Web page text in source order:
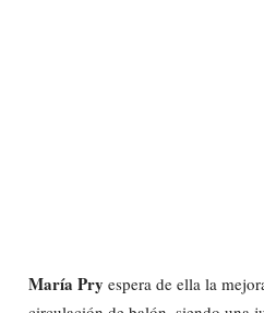
María Pry espera de ella la